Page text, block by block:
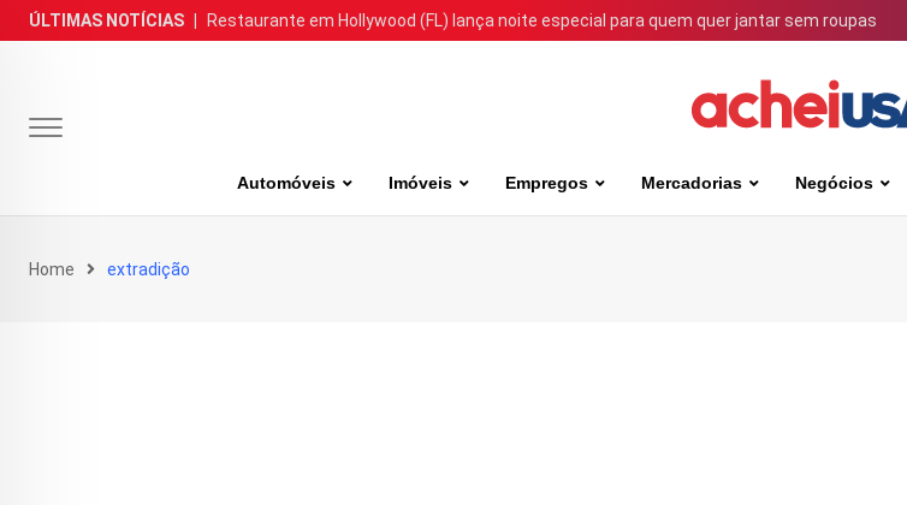
Skip
to
ÚLTIMAS NOTÍCIAS Restaurante em Hollywood (FL) lança noite especial para quem quer jantar sem roupas
Automóveis Imóveis Empregos Mercadorias Negócios
Home extradição